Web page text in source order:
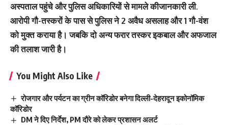
अस्पताल पहुंचे और पुलिस अधिकारियों से मामले कीजानकारी ली.
आरोपी गौ-तस्करों के पास से पुलिस ने 2 अवैध असलाह और 1 गौ-वंश
को मुक्त कराया है। जबकि दो अन्य फरार तस्कर इकबाल और अफजाल
की तलाश जारी है।
You Might Also Like
रोजगार और पर्यटन का ग्रीन कॉरिडोर बनेगा दिल्ली-देहरादून इकोनॉमिक
कॉरिडोर
DM ने दिए निर्देश, PM दौरे को लेकर प्रशासन अलर्ट